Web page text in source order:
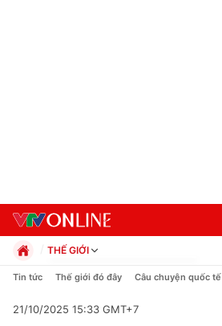
THẾ GIỚI
Chính trị
Pháp luật
Tin tức Thế giới đó đây Câu chuyện quốc tế
21/10/2025 15:33 GMT+7